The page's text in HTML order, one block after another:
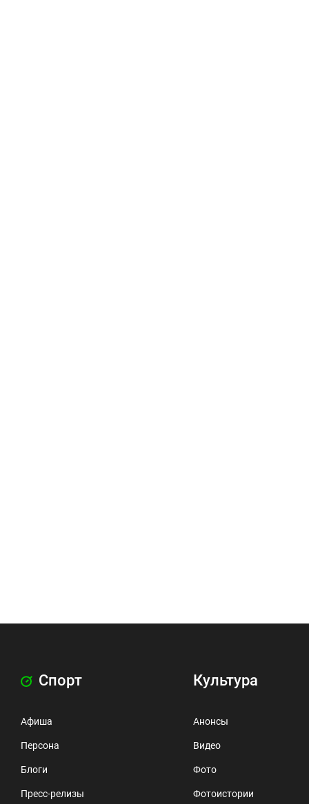
Спорт
Афиша
Персона
Блоги
Пресс-релизы
Культура
Анонсы
Видео
Фото
Фотоистории